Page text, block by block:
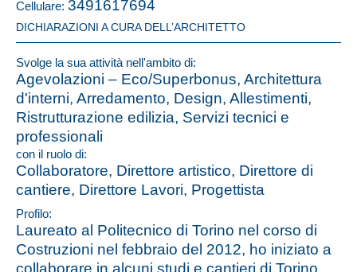
Cellulare: 3491617694
DICHIARAZIONI A CURA DELL’ARCHITETTO
Svolge la sua attività nell'ambito di:
Agevolazioni – Eco/Superbonus, Architettura
d'interni, Arredamento, Design, Allestimenti,
Ristrutturazione edilizia, Servizi tecnici e
professionali
con il ruolo di:
Collaboratore, Direttore artistico, Direttore di
cantiere, Direttore Lavori, Progettista
Profilo:
Laureato al Politecnico di Torino nel corso di
Costruzioni nel febbraio del 2012, ho iniziato a
collaborare in alcuni studi e cantieri di Torino